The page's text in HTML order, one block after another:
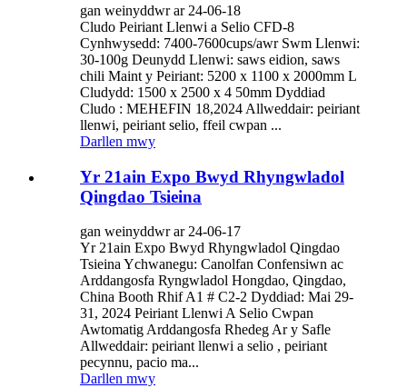
gan weinyddwr ar 24-06-18
Cludo Peiriant Llenwi a Selio CFD-8
Cynhwysedd: 7400-7600cups/awr Swm Llenwi:
30-100g Deunydd Llenwi: saws eidion, saws
chili Maint y Peiriant: 5200 x 1100 x 2000mm L
Cludydd: 1500 x 2500 x 4 50mm Dyddiad
Cludo : MEHEFIN 18,2024 Allweddair: peiriant
llenwi, peiriant selio, ffeil cwpan ...
Darllen mwy
Yr 21ain Expo Bwyd Rhyngwladol
Qingdao Tsieina
gan weinyddwr ar 24-06-17
Yr 21ain Expo Bwyd Rhyngwladol Qingdao
Tsieina Ychwanegu: Canolfan Confensiwn ac
Arddangosfa Ryngwladol Hongdao, Qingdao,
China Booth Rhif A1 # C2-2 Dyddiad: Mai 29-
31, 2024 Peiriant Llenwi A Selio Cwpan
Awtomatig Arddangosfa Rhedeg Ar y Safle
Allweddair: peiriant llenwi a selio , peiriant
pecynnu, pacio ma...
Darllen mwy